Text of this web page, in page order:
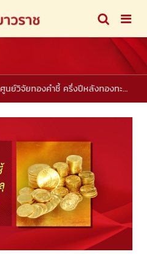
ศูนย์วิจัยทองคำชี้ ครึ่งปีหลังทองทะลุ 21,000 บาท